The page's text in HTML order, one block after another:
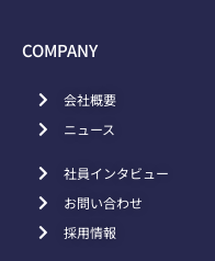
COMPANY
会社概要
ニュース
社員インタビュー
お問い合わせ
採用情報